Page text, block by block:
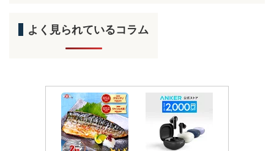
よく見られているコラム